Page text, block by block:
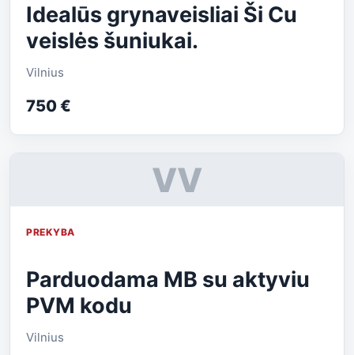
Idealūs grynaveisliai Ši Cu
veislės šuniukai.
Vilnius
750 €
VV
PREKYBA
Parduodama MB su aktyviu
PVM kodu
Vilnius